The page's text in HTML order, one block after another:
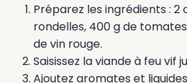
Préparez les ingrédients :
rondelles, 400 g de
de vin rouge.
Saisissez la viande à feu vif
Ajoutez aromates et